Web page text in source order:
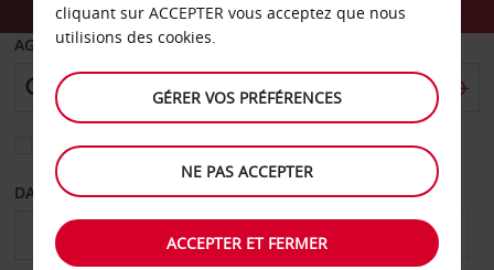
AGENCE DE DÉPART
Sélectionnez une autre agence de retour
DATE DE DÉPART DATE DE RETOUR
cliquant sur ACCEPTER vous acceptez que nous
utilisions des cookies.
GÉRER VOS PRÉFÉRENCES
NE PAS ACCEPTER
ACCEPTER ET FERMER